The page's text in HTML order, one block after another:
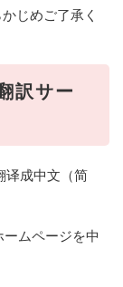
じめご了承く
訳サー
译成中文（简
ムページを中